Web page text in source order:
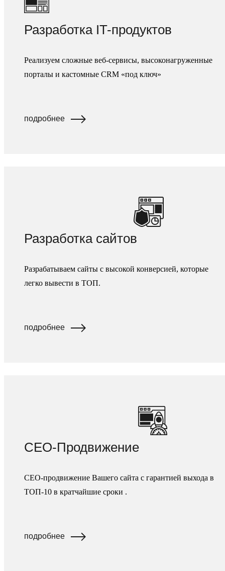
Разработка IT-продуктов
Реализуем сложные веб-сервисы, высоконагруженные
порталы и кастомные CRM «под ключ»
подробнее
Разработка сайтов
Разрабатываем сайты с высокой конверсией, которые
легко вывести в ТОП.
подробнее
СЕО-Продвижение
СЕО-продвижение Вашего сайта с гарантией выхода в
ТОП-10 в кратчайшие сроки .
подробнее